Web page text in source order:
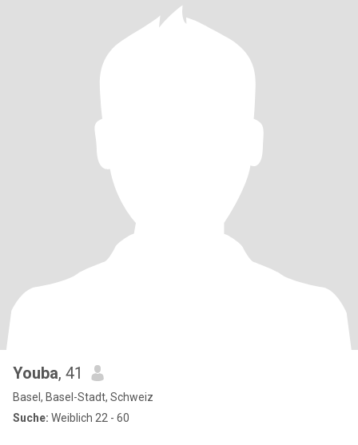
Youba, 41
Basel, Basel-Stadt, Schweiz
Suche: Weiblich 22 - 60